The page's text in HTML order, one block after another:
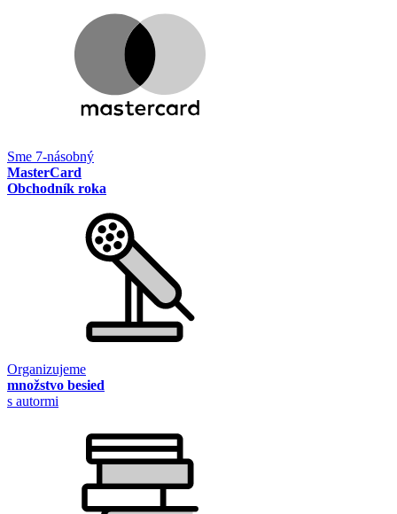
Sme 7-násobný
MasterCard
Obchodník roka
Organizujeme
množstvo besied
s autormi